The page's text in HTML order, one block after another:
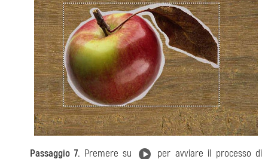
Passaggio 7. Premere su
per avviare il processo di